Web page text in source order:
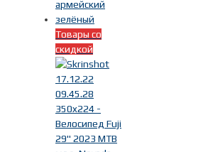
Товары со
скидкой